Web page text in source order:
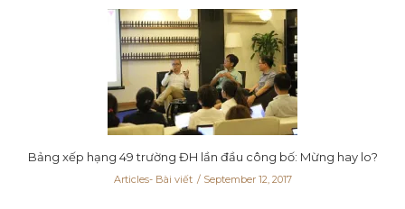
Bảng xếp hạng 49 trường ĐH lần đầu công bố: Mừng hay lo?
Articles- Bài viết September 12, 2017